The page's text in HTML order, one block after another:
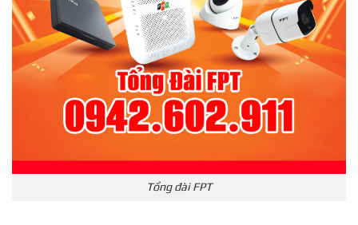
Tổng đài FPT